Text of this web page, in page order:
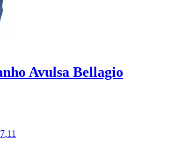
Avulsa Bellagio
,11